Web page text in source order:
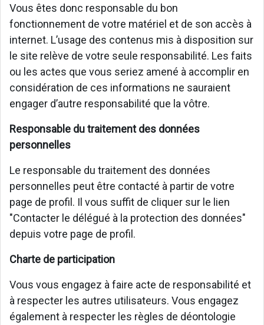
Vous êtes donc responsable du bon
fonctionnement de votre matériel et de son accès à
internet. L’usage des contenus mis à disposition sur
le site relève de votre seule responsabilité. Les faits
ou les actes que vous seriez amené à accomplir en
considération de ces informations ne sauraient
engager d’autre responsabilité que la vôtre.
Responsable du traitement des données
personnelles
Le responsable du traitement des données
personnelles peut être contacté à partir de votre
page de profil. Il vous suffit de cliquer sur le lien
"Contacter le délégué à la protection des données"
depuis votre page de profil.
Charte de participation
Vous vous engagez à faire acte de responsabilité et
à respecter les autres utilisateurs. Vous engagez
également à respecter les règles de déontologie